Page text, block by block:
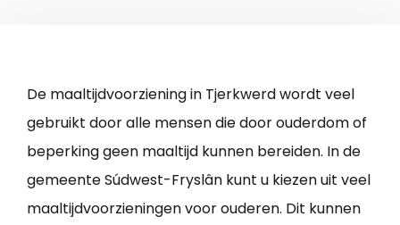
De maaltijdvoorziening in Tjerkwerd wordt veel
gebruikt door alle mensen die door ouderdom of
beperking geen maaltijd kunnen bereiden. In de
gemeente Súdwest-Fryslân kunt u kiezen uit veel
maaltijdvoorzieningen voor ouderen. Dit kunnen